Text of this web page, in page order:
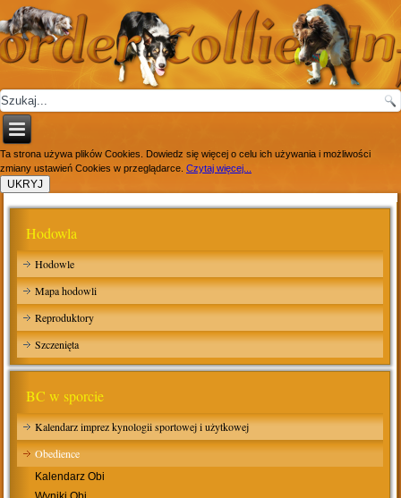
Ta strona używa plików Cookies. Dowiedz się więcej o celu ich używania i możliwości
zmiany ustawień Cookies w przeglądarce. Czytaj więcej...
Hodowla
Hodowle
Mapa hodowli
Reproduktory
Szczenięta
BC w sporcie
Kalendarz imprez kynologii sportowej i użytkowej
Obedience
Kalendarz Obi